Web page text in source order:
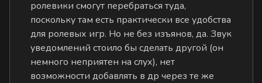
ролевики смогут перебраться туда,
поскольку там есть практически все удобства
для ролевых игр. Но не без изъянов, да. Звук
уведомлений стоило бы сделать другой (он
немного неприятен на слух), нет
возможности добавлять в др через те же